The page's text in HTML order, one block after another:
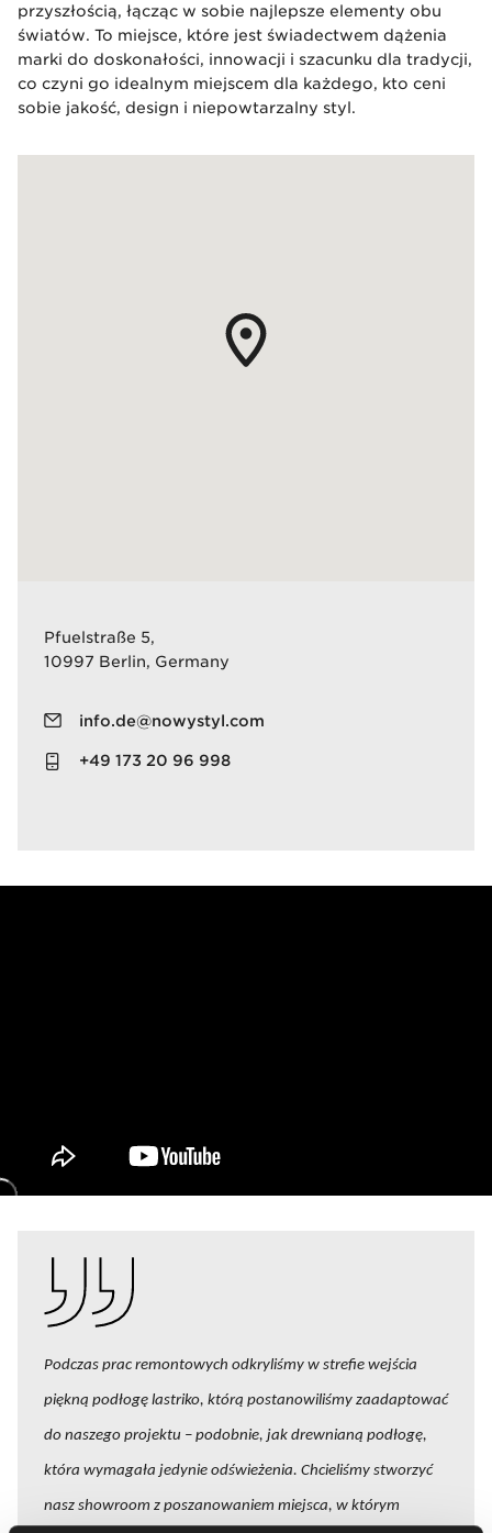
przyszłością, łącząc w sobie najlepsze elementy obu
światów. To miejsce, które jest świadectwem dążenia
marki do doskonałości, innowacji i szacunku dla tradycji,
co czyni go idealnym miejscem dla każdego, kto ceni
sobie jakość, design i niepowtarzalny styl.
Pfuelstraße 5,
10997 Berlin, Germany
info.de@nowystyl.com
+49 173 20 96 998
Podczas prac remontowych odkryliśmy w strefie wejścia
piękną podłogę lastriko, którą postanowiliśmy zaadaptować
do naszego projektu – podobnie, jak drewnianą podłogę,
która wymagała jedynie odświeżenia. Chcieliśmy stworzyć
nasz showroom z poszanowaniem miejsca, w którym